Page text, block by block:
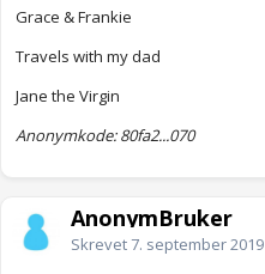
Grace & Frankie
Travels with my dad
Jane the Virgin
Anonymkode: 80fa2...070
AnonymBruker
Skrevet7. september 2019